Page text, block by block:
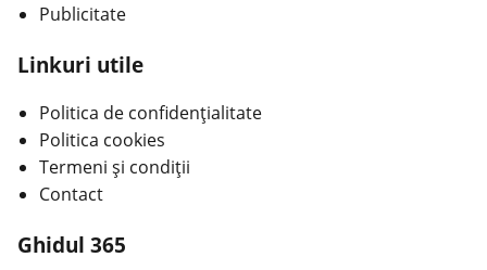
Publicitate
Linkuri utile
Politica de confidențialitate
Politica cookies
Termeni și condiții
Contact
Ghidul 365